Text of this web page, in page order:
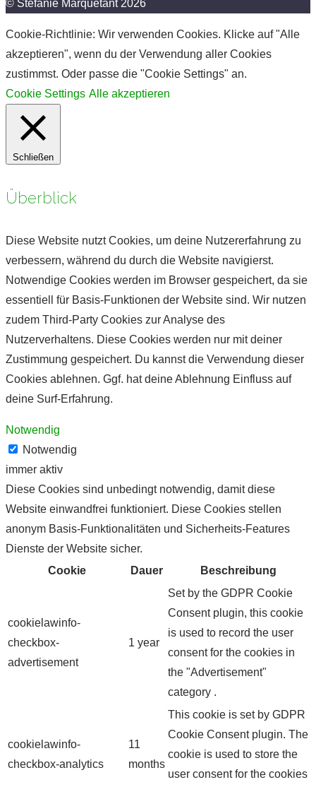
© Stefanie Marquetant 2026
Cookie-Richtlinie: Wir verwenden Cookies. Klicke auf "Alle
akzeptieren", wenn du der Verwendung aller Cookies
zustimmst. Oder passe die "Cookie Settings" an.
Cookie Settings Alle akzeptieren
Schließen
Überblick
Diese Website nutzt Cookies, um deine Nutzererfahrung zu
verbessern, während du durch die Website navigierst.
Notwendige Cookies werden im Browser gespeichert, da sie
essentiell für Basis-Funktionen der Website sind. Wir nutzen
zudem Third-Party Cookies zur Analyse des
Nutzerverhaltens. Diese Cookies werden nur mit deiner
Zustimmung gespeichert. Du kannst die Verwendung dieser
Cookies ablehnen. Ggf. hat deine Ablehnung Einfluss auf
deine Surf-Erfahrung.
Notwendig
Notwendig
immer aktiv
Diese Cookies sind unbedingt notwendig, damit diese
Website einwandfrei funktioniert. Diese Cookies stellen
anonym Basis-Funktionalitäten und Sicherheits-Features
Dienste der Website sicher.
Cookie
Dauer Beschreibung
cookielawinfo-
checkbox-
advertisement
1 year
Set by the GDPR Cookie
Consent plugin, this cookie
is used to record the user
consent for the cookies in
the "Advertisement"
category .
cookielawinfo-
checkbox-analytics
11
months
This cookie is set by GDPR
Cookie Consent plugin. The
cookie is used to store the
user consent for the cookies